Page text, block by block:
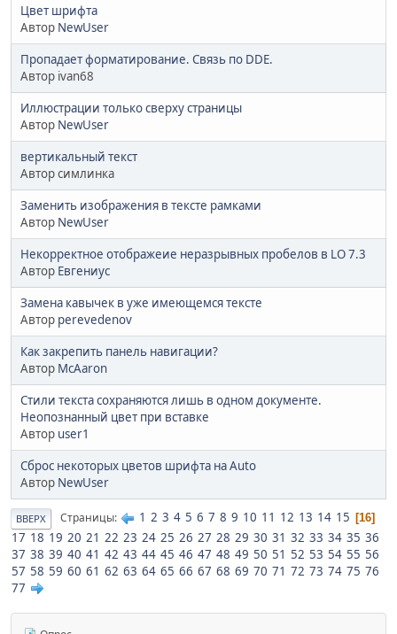
Цвет шрифта
Автор NewUser
Пропадает форматирование. Связь по DDE.
Автор ivan68
Иллюстрации только сверху страницы
Автор NewUser
вертикальный текст
Автор симлинка
Заменить изображения в тексте рамками
Автор NewUser
Некорректное отображеие неразрывных пробелов в LO 7.3
Автор Евгениyc
Замена кавычек в уже имеющемся тексте
Автор perevedenov
Как закрепить панель навигации?
Автор McAaron
Стили текста сохраняются лишь в одном документе.
Неопознанный цвет при вставке
Автор user1
Сброс некоторых цветов шрифта на Auto
Автор NewUser
ВВЕРХ Страницы 1 2 3 4 5 6 7 8 9 10 11 12 13 14 15 16
17 18 19 20 21 22 23 24 25 26 27 28 29 30 31 32 33 34 35 36
37 38 39 40 41 42 43 44 45 46 47 48 49 50 51 52 53 54 55 56
57 58 59 60 61 62 63 64 65 66 67 68 69 70 71 72 73 74 75 76
77